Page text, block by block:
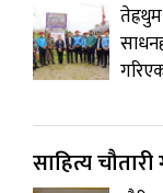
साहित्य